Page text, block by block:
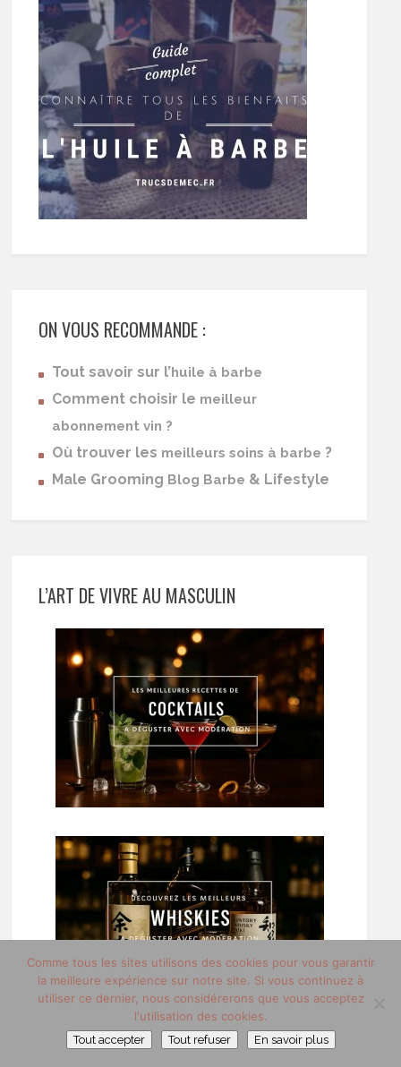
ON VOUS RECOMMANDE :
Tout savoir sur l’huile à barbe
Comment choisir le meilleur
abonnement vin ?
Où trouver les meilleurs soins à barbe ?
Male Grooming Blog Barbe & Lifestyle
L’ART DE VIVRE AU MASCULIN
Comme tous les sites utilisons des cookies pour vous garantir
la meilleure expérience sur notre site. Si vous continuez à
utiliser ce dernier, nous considérerons que vous acceptez
l'utilisation des cookies.
Tout accepter Tout refuser En savoir plus